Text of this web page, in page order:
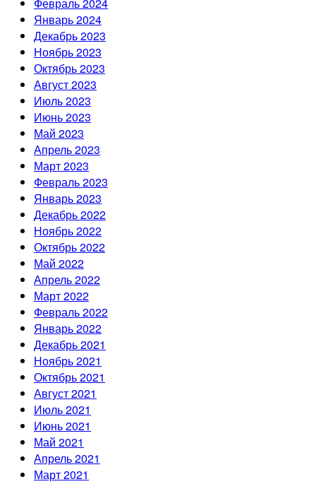
Февраль 2024
Январь 2024
Декабрь 2023
Ноябрь 2023
Октябрь 2023
Август 2023
Июль 2023
Июнь 2023
Май 2023
Апрель 2023
Март 2023
Февраль 2023
Январь 2023
Декабрь 2022
Ноябрь 2022
Октябрь 2022
Май 2022
Апрель 2022
Март 2022
Февраль 2022
Январь 2022
Декабрь 2021
Ноябрь 2021
Октябрь 2021
Август 2021
Июль 2021
Июнь 2021
Май 2021
Апрель 2021
Март 2021